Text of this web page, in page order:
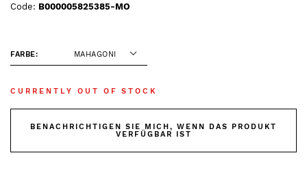
Code: B000005825385-MO
FARBE: MAHAGONI
CURRENTLY OUT OF STOCK
BENACHRICHTIGEN SIE MICH, WENN DAS PRODUKT
VERFÜGBAR IST